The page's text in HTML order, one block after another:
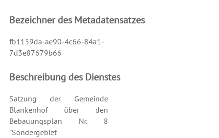
Bezeichner des Metadatensatzes
fb1159da-ae90-4c66-84a1-
7d3e87679b66
Beschreibung des Dienstes
Satzung der Gemeinde
Blankenhof über den
Bebauungsplan Nr. 8
"Sondergebiet